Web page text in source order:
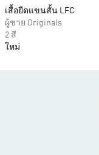
เสื้อยืดแขนสั้น LFC
ผู้ชาย Originals
2 สี
ใหม่